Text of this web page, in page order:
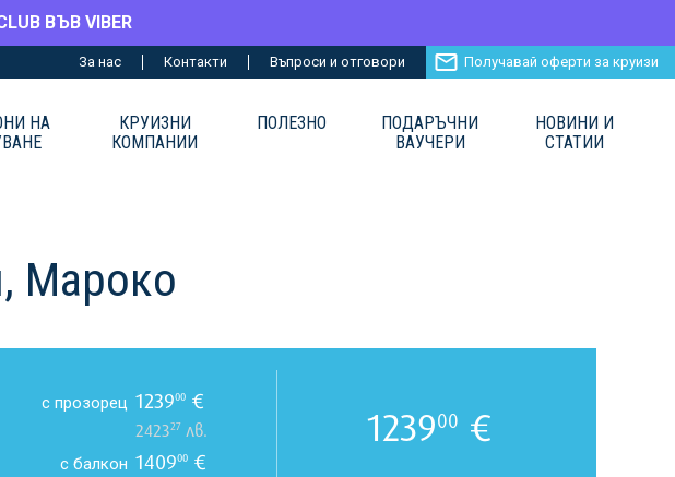
ВЪВ VIBER
За нас Контакти Въпроси и отговори Получавай оферти за круизи
НА
КРУИЗНИ
КОМПАНИИ
ПОЛЕЗНО
ПОДАРЪЧНИ
ВАУЧЕРИ
НОВИНИ И
СТАТИИ
Мароко
с прозорец 123900 €
242327 лв.
с балкон 140900 €
123900 €